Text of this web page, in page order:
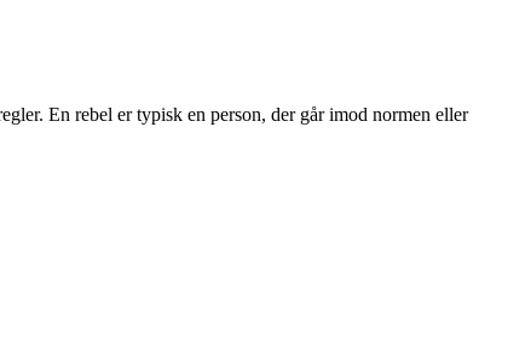
En rebel er typisk en person, der går imod normen eller